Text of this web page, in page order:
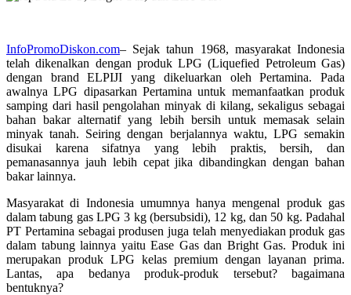
InfoPromoDiskon.com– Sejak tahun 1968, masyarakat Indonesia
telah dikenalkan dengan produk LPG (Liquefied Petroleum Gas)
dengan brand ELPIJI yang dikeluarkan oleh Pertamina. Pada
awalnya LPG dipasarkan Pertamina untuk memanfaatkan produk
samping dari hasil pengolahan minyak di kilang, sekaligus sebagai
bahan bakar alternatif yang lebih bersih untuk memasak selain
minyak tanah. Seiring dengan berjalannya waktu, LPG semakin
disukai karena sifatnya yang lebih praktis, bersih, dan
pemanasannya jauh lebih cepat jika dibandingkan dengan bahan
bakar lainnya.
Masyarakat di Indonesia umumnya hanya mengenal produk gas
dalam tabung gas LPG 3 kg (bersubsidi), 12 kg, dan 50 kg. Padahal
PT Pertamina sebagai produsen juga telah menyediakan produk gas
dalam tabung lainnya yaitu Ease Gas dan Bright Gas. Produk ini
merupakan produk LPG kelas premium dengan layanan prima.
Lantas, apa bedanya produk-produk tersebut? bagaimana
bentuknya?